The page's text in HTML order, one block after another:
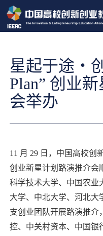
星起于途・
Plan” 创业
会举办
11 月 29 日，中国高校创
创业新星计划路演推介会
科学技术大学、中国农业
大学、中北大学、河北大
支创业团队开展路演推介
控、中关村资本、中国银